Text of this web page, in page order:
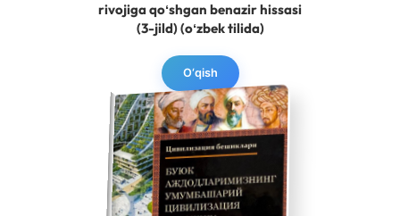
rivojiga qoʻshgan benazir hissasi
(3-jild) (oʻzbek tilida)
O‘qish